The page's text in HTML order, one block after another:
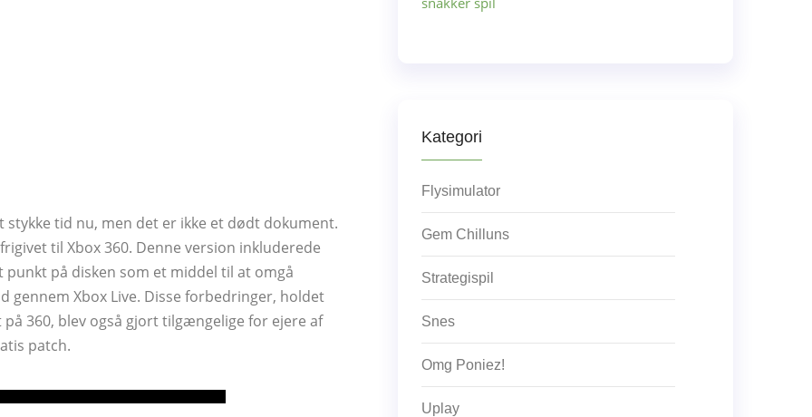
tid nu, men det er ikke et dødt dokument.
til Xbox 360. Denne version inkluderede
på disken som et middel til at omgå
gennem Xbox Live. Disse forbedringer, holdet
360, blev også gjort tilgængelige for ejere af
patch.
Kategori
Flysimulator
Gem Chilluns
Strategispil
Snes
Omg Poniez!
Uplay